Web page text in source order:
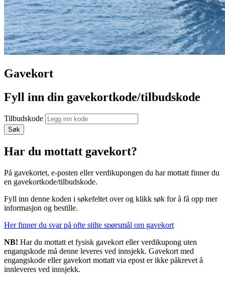
Gavekort
Fyll inn din gavekortkode/​tilbudskode
Tilbudskode
Søk
Har du mottatt gavekort?
På gavekortet, e-posten eller verdikupongen du har mottatt finner du
en gavekortkode/tilbudskode.
Fyll inn denne koden i søkefeltet over og klikk søk for å få opp mer
informasjon og bestille.
Her finner du svar på ofte stilte spørsmål om gavekort
NB! Har du mottatt et fysisk gavekort eller verdikupong uten
engangskode må denne leveres ved innsjekk. Gavekort med
engangskode eller gavekort mottatt via epost er ikke påkrevet å
innleveres ved innsjekk.